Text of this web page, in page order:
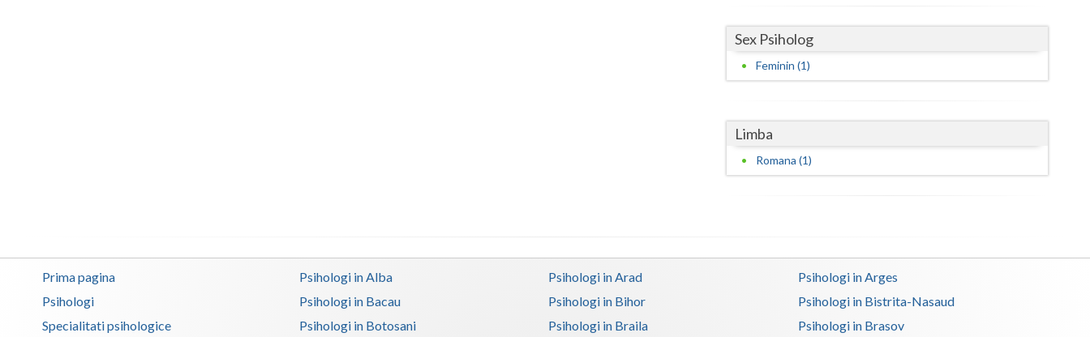
Vrancea
Sex Psiholog
Feminin (1)
Limba
Romana (1)
Prima pagina
Psihologi
Specialitati psihologice
Psihologi in Alba Psihologi in Arad
Psihologi in Arges
Psihologi in Bacau
Psihologi in Bihor
Psihologi in Bistrita-Nasaud
Psihologi in Botosani
Psihologi in Braila Psihologi in Brasov